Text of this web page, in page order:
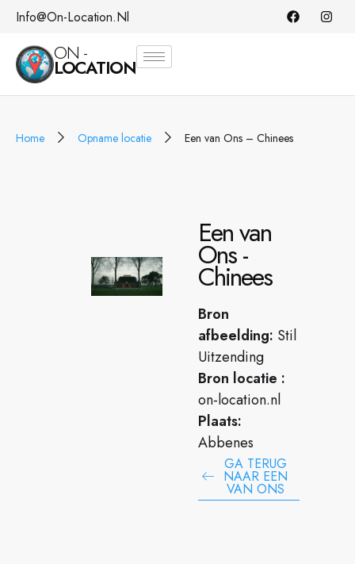
Info@on-Location.nl
ON -
LOCATION
Home Opname locatie Een van Ons – Chinees
Een van
Ons -
Chinees
Bron
afbeelding: Stil
Uitzending
Bron locatie :
on-location.nl
Plaats:
Abbenes
GA TERUG
NAAR EEN
VAN ONS